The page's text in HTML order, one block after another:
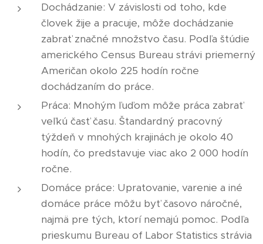
Dochádzanie: V závislosti od toho, kde
človek žije a pracuje, môže dochádzanie
zabrať značné množstvo času. Podľa štúdie
amerického Census Bureau strávi priemerný
Američan okolo 225 hodín ročne
dochádzaním do práce.
Práca: Mnohým ľuďom môže práca zabrať
veľkú časť času. Štandardný pracovný
týždeň v mnohých krajinách je okolo 40
hodín, čo predstavuje viac ako 2 000 hodín
ročne.
Domáce práce: Upratovanie, varenie a iné
domáce práce môžu byť časovo náročné,
najmä pre tých, ktorí nemajú pomoc. Podľa
prieskumu Bureau of Labor Statistics strávia